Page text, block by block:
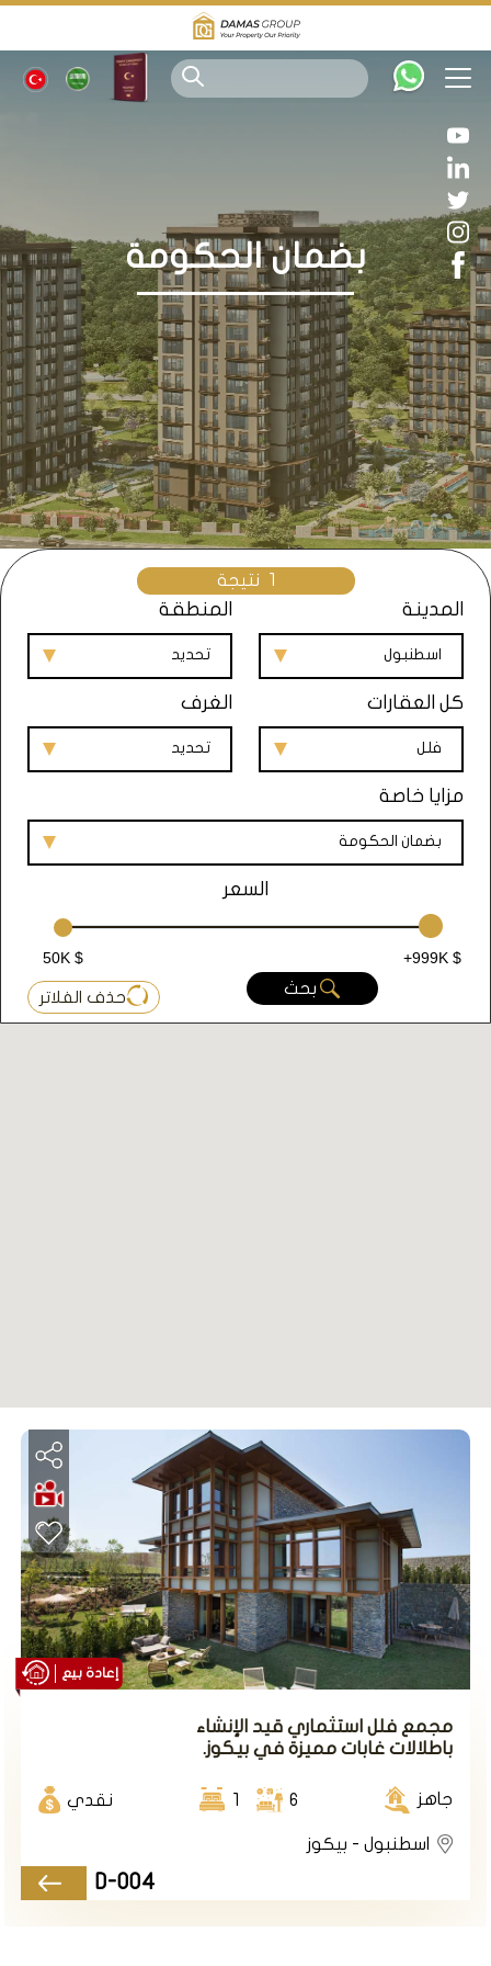
بضمان الحكومة
1 نتيجة
المدينة
اسطنبول
المنطقة
تحديد
كل العقارات
فلل
الغرف
تحديد
مزايا خاصة
بضمان الحكومة
السعر
50K $
+999K $
بحث
حذف الفلاتر
مجمع فلل استثماري قيد الإنشاء
باطلالات غابات مميزة في بيكوز.
جاهز 6
1 نقدي
اسطنبول - بيكوز
D-004